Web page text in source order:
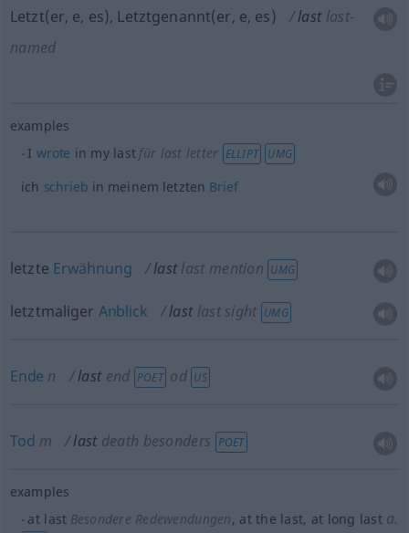
Letzt(er, e, es), Letztgenannt(er, e, es) last last-
named
examples
Iwrote in my last für last letter ELLIPT UMG
ich schrieb in meinem letzten Brief
letzte Erwähnung last last mention UMG
letztmaliger Anblick last last sight UMG
Ende n last end POET od US
Tod m last death besonders POET
examples
at last Besondere Redewendungen, at the last, at long lasta.